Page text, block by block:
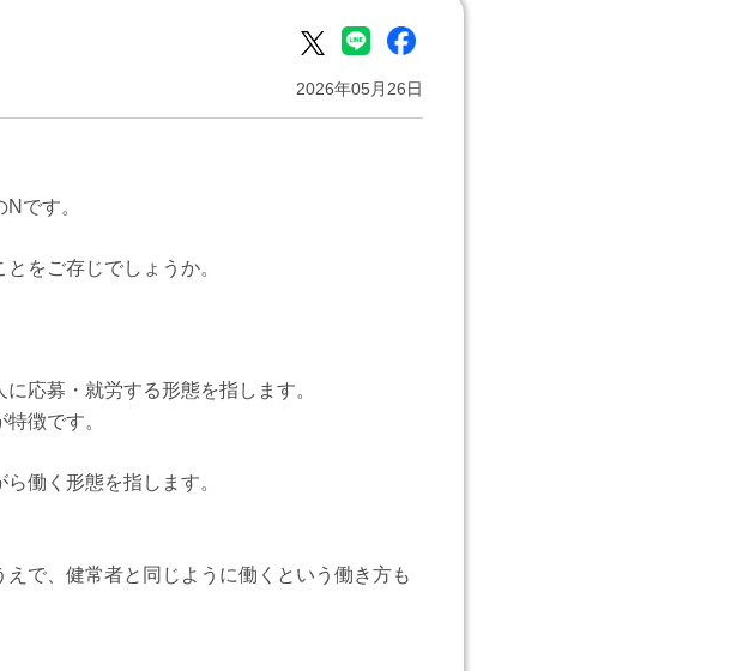
2026年05月26日
です。
をご存じでしょうか。
応募・就労する形態を指します。
徴です。
働く形態を指します。
で、健常者と同じように働くという働き方も